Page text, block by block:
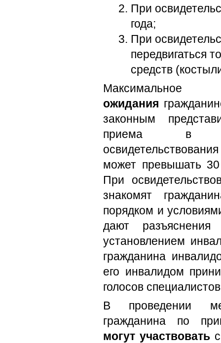
При
года;
При
передвигаться
средств
ожидания
законным
приема в
может превышать
При
знакомят
порядком и
дают
установлением
гражданина
его инвалидом
голосов
В проведении
гражданина по
могут участвовать